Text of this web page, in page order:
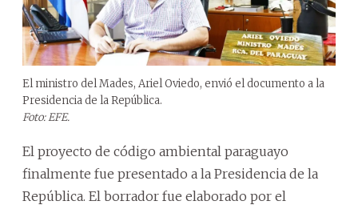
El ministro del Mades, Ariel Oviedo, envió el documento a la
Presidencia de la República.
Foto: EFE.
El proyecto de código ambiental paraguayo
finalmente fue presentado a la Presidencia de la
República. El borrador fue elaborado por el